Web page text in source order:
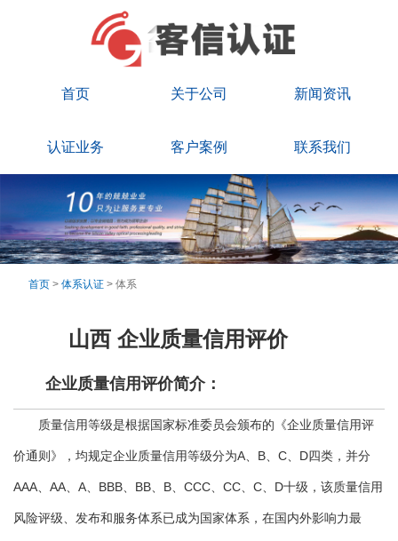
首页 关于公司 新闻资讯
认证业务 客户案例 联系我们
首页 > 体系认证 > 体系
山西 企业质量信用评价
企业质量信用评价简介：
质量信用等级是根据国家标准委员会颁布的《企业质量信用评
价通则》，均规定企业质量信用等级分为A、B、C、D四类，并分
AAA、AA、A、BBB、BB、B、CCC、CC、C、D十级，该质量信用
风险评级、发布和服务体系已成为国家体系，在国内外影响力最